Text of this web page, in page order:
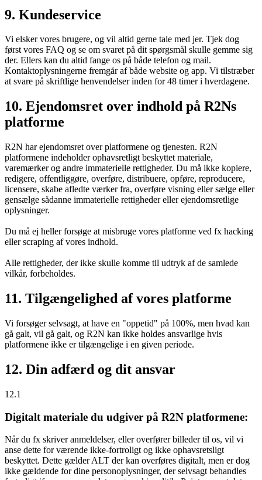
9. Kundeservice
Vi elsker vores brugere, og vil altid gerne tale med jer. Tjek dog
først vores FAQ og se om svaret på dit spørgsmål skulle gemme sig
der. Ellers kan du altid fange os på både telefon og mail.
Kontaktoplysningerne fremgår af både website og app. Vi tilstræber
at svare på skriftlige henvendelser inden for 48 timer i hverdagene.
10. Ejendomsret over indhold på R2Ns
platforme
R2N har ejendomsret over platformene og tjenesten. R2N
platformene indeholder ophavsretligt beskyttet materiale,
varemærker og andre immaterielle rettigheder. Du må ikke kopiere,
redigere, offentliggøre, overføre, distribuere, opføre, reproducere,
licensere, skabe afledte værker fra, overføre visning eller sælge eller
gensælge sådanne immaterielle rettigheder eller ejendomsretlige
oplysninger.
Du må ej heller forsøge at misbruge vores platforme ved fx hacking
eller scraping af vores indhold.
Alle rettigheder, der ikke skulle komme til udtryk af de samlede
vilkår, forbeholdes.
11. Tilgængelighed af vores platforme
Vi forsøger selvsagt, at have en "oppetid" på 100%, men hvad kan
gå galt, vil gå galt, og R2N kan ikke holdes ansvarlige hvis
platformene ikke er tilgængelige i en given periode.
12. Din adfærd og dit ansvar
12.1
Digitalt materiale du udgiver på R2N platformene:
Når du fx skriver anmeldelser, eller overfører billeder til os, vil vi
anse dette for værende ikke-fortroligt og ikke ophavsretsligt
beskyttet. Dette gælder ALT der kan overføres digitalt, men er dog
ikke gældende for dine personoplysninger, der selvsagt behandles